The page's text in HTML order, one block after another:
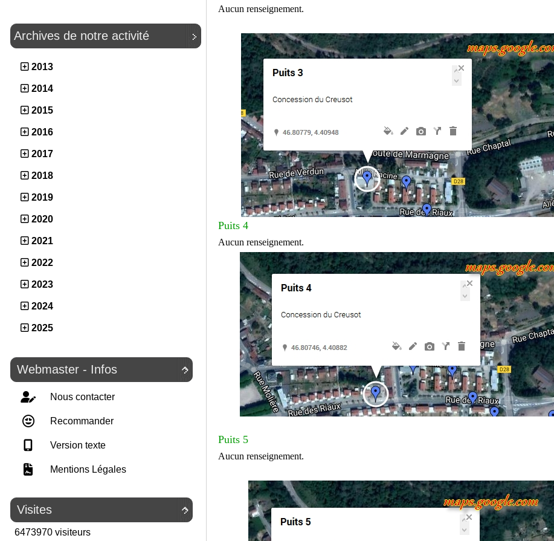
Archives de notre activité
2013
2014
2015
2016
2017
2018
2019
2020
2021
2022
2023
2024
2025

Webmaster - Infos
Nous contacter
Recommander
Version texte
Mentions Légales

Visites
6473970 visiteurs
Aucun renseignement.
Puits 4
Aucun renseignement.
Puits 5
Aucun renseignement.